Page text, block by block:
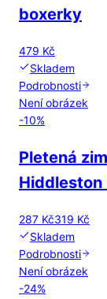
boxerky
479 Kč
Skladem
Podrobnosti
Není obrázek
-10%
Pletená
Hiddleston
287 Kč319 Kč
Skladem
Podrobnosti
Není obrázek
-24%